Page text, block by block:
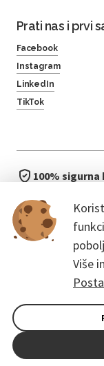
Više
Prati nas i prvi
Facebook
Instagram
LinkedIn
TikTok
100% sigurna
bez čekanja u
Opći uvjeti ugovora
Pravila zaštite
© 2026.